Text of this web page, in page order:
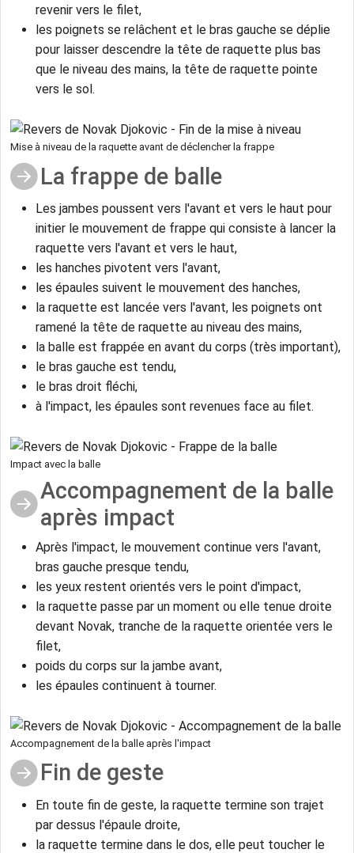
revenir vers le filet,
les poignets se relâchent et le bras gauche se déplie
pour laisser descendre la tête de raquette plus bas
que le niveau des mains, la tête de raquette pointe
vers le sol.
Mise à niveau de la raquette avant de déclencher la frappe
La frappe de balle
Les jambes poussent vers l'avant et vers le haut pour
initier le mouvement de frappe qui consiste à lancer la
raquette vers l'avant et vers le haut,
les hanches pivotent vers l'avant,
les épaules suivent le mouvement des hanches,
la raquette est lancée vers l'avant, les poignets ont
ramené la tête de raquette au niveau des mains,
la balle est frappée en avant du corps (très important),
le bras gauche est tendu,
le bras droit fléchi,
à l'impact, les épaules sont revenues face au filet.
Impact avec la balle
Accompagnement de la balle
après impact
Après l'impact, le mouvement continue vers l'avant,
bras gauche presque tendu,
les yeux restent orientés vers le point d'impact,
la raquette passe par un moment ou elle tenue droite
devant Novak, tranche de la raquette orientée vers le
filet,
poids du corps sur la jambe avant,
les épaules continuent à tourner.
Accompagnement de la balle après l'impact
Fin de geste
En toute fin de geste, la raquette termine son trajet
par dessus l'épaule droite,
la raquette termine dans le dos, elle peut toucher le